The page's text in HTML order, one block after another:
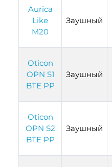
Aurica
Like
M20
Заушный
Oticon
OPN S1
BTE PP
Заушный
Oticon
OPN S2
BTE PP
Заушный